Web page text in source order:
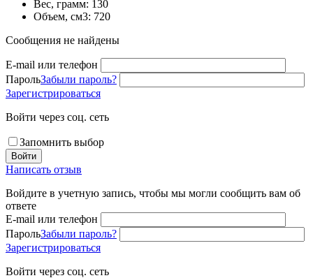
Вес, грамм: 130
Объем, см3: 720
Сообщения не найдены
E-mail или телефон
ПарольЗабыли пароль?
Зарегистрироваться
Войти через соц. сеть
Запомнить выбор
Войти
Написать отзыв
Войдите в учетную запись, чтобы мы могли сообщить вам об
ответе
E-mail или телефон
ПарольЗабыли пароль?
Зарегистрироваться
Войти через соц. сеть